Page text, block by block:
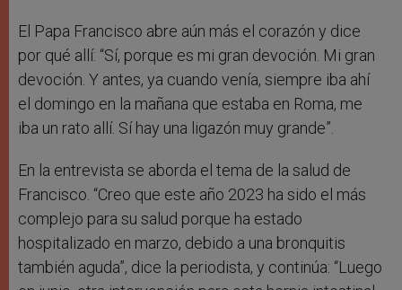
El Papa Francisco abre aún más el corazón y dice
por qué allí: “Sí, porque es mi gran devoción. Mi gran
devoción. Y antes, ya cuando venía, siempre iba ahí
el domingo en la mañana que estaba en Roma, me
iba un rato allí. Sí hay una ligazón muy grande”.
En la entrevista se aborda el tema de la salud de
Francisco. “Creo que este año 2023 ha sido el más
complejo para su salud porque ha estado
hospitalizado en marzo, debido a una bronquitis
también aguda”, dice la periodista, y continúa: “Luego